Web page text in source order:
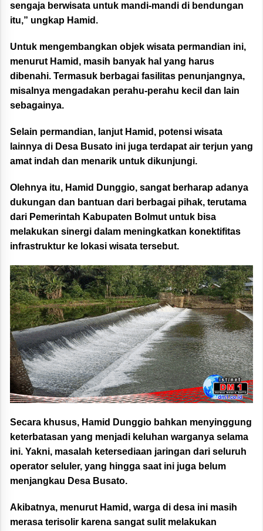
sengaja berwisata untuk mandi-mandi di bendungan
itu,” ungkap Hamid.
Untuk mengembangkan objek wisata permandian ini,
menurut Hamid, masih banyak hal yang harus
dibenahi. Termasuk berbagai fasilitas penunjangnya,
misalnya mengadakan perahu-perahu kecil dan lain
sebagainya.
Selain permandian, lanjut Hamid, potensi wisata
lainnya di Desa Busato ini juga terdapat air terjun yang
amat indah dan menarik untuk dikunjungi.
Olehnya itu, Hamid Dunggio, sangat berharap adanya
dukungan dan bantuan dari berbagai pihak, terutama
dari Pemerintah Kabupaten Bolmut untuk bisa
melakukan sinergi dalam meningkatkan konektifitas
infrastruktur ke lokasi wisata tersebut.
Secara khusus, Hamid Dunggio bahkan menyinggung
keterbatasan yang menjadi keluhan warganya selama
ini. Yakni, masalah ketersediaan jaringan dari seluruh
operator seluler, yang hingga saat ini juga belum
menjangkau Desa Busato.
Akibatnya, menurut Hamid, warga di desa ini masih
merasa terisolir karena sangat sulit melakukan